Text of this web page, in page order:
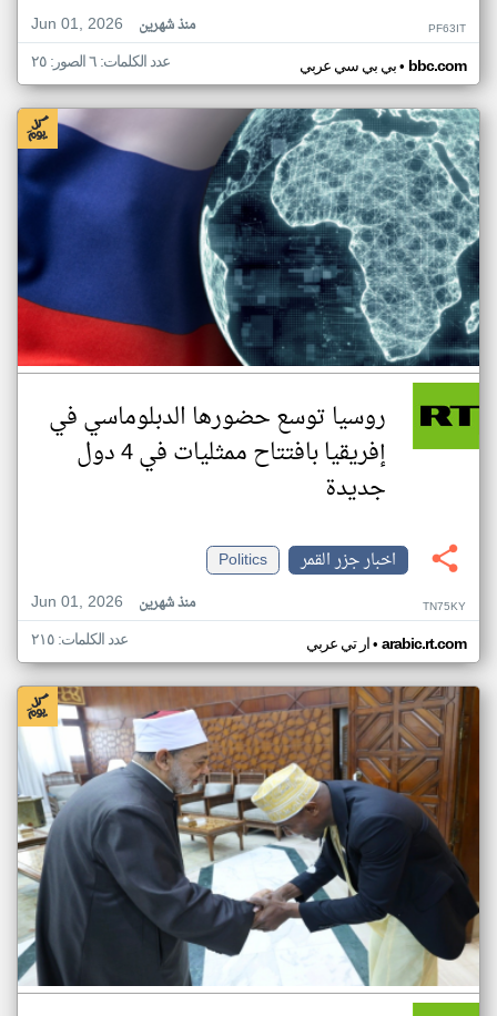
Jun 01, 2026
منذ شهرين PF63IT
بي بي سي عربي• bbc.com عدد الكلمات: ٦ الصور: ٢٥
روسيا توسع حضورها الدبلوماسي في
إفريقيا بافتتاح ممثليات في 4 دول
جديدة
اخبار جزر القمر
Politics
Jun 01, 2026
منذ شهرين TN75KY
ار تي عربي• arabic.rt.com عدد الكلمات: ٢١٥